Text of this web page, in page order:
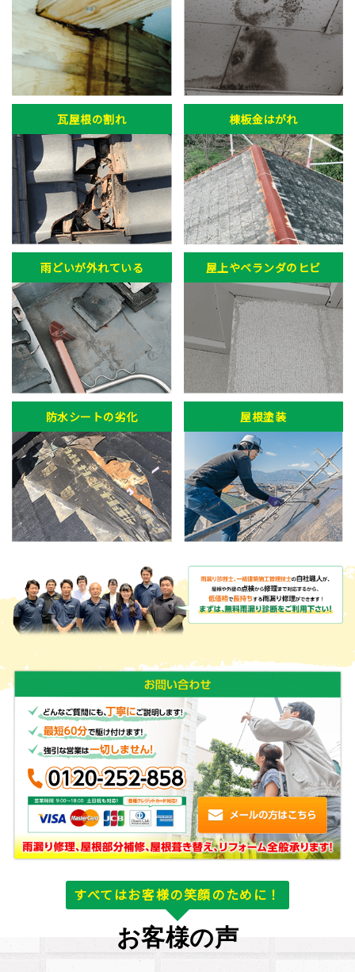
瓦屋根の割れ 棟板金はがれ
雨どいが外れている 屋上やベランダのヒビ
防水シートの劣化 屋根塗装
すべてはお客様の笑顔のために！
お客様の声